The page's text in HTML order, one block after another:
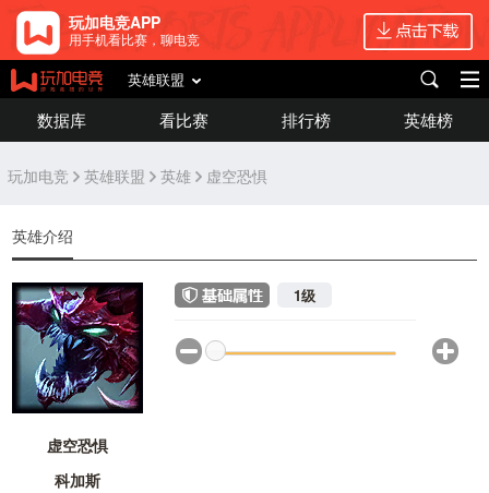
玩加电竞APP
用手机看比赛，聊电竞
英雄联盟
数据库 看比赛 排行榜 英雄榜
玩加电竞 英雄联盟 英雄 虚空恐惧
英雄介绍
虚空恐惧
科加斯
1级